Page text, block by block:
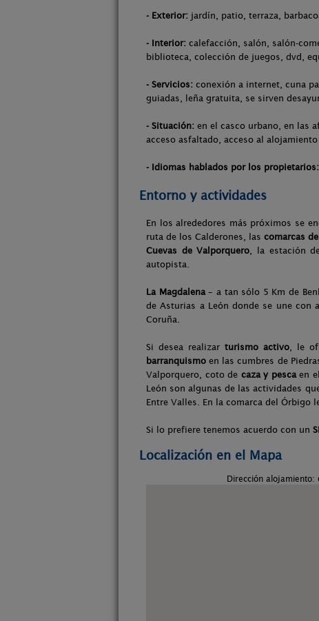
- Exterior: jardín, patio, terraza,
- Interior: calefacción, salón, salón-
biblioteca, colección de juegos, dvd,
- Servicios: conexión a internet, cuna
guiadas, leña gratuita, se sirven
- Situación: en el casco urbano, en las
acceso asfaltado, acceso al
- Idiomas hablados por los propietarios:
Entorno y actividades
En los alrededores más próximos se
ruta de los Calderones, las comarcas
Cuevas de Valporquero, la estación
autopista.
La Magdalena– a tan sólo 5 Km de
de Asturias a León donde se une con
Coruña.
Si desea realizar turismo activo, le
barranquismo en las cumbres de
Valporquero, coto de caza y pescaen
León son algunas de las actividades
Entre Valles. En la comarca del Órbigo
Si lo prefiere tenemos acuerdo con un
Localización en el Mapa
Dirección alojamiento: